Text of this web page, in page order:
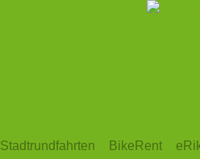
Stadtrundfahrten BikeRent